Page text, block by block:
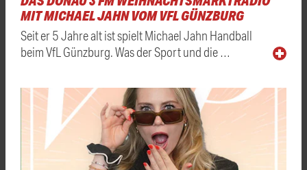
MIT MICHAEL JAHN VOM VFL GÜNZBURG
Seit er 5 Jahre alt ist spielt Michael Jahn Handball
beim VfL Günzburg. Was der Sport und die …